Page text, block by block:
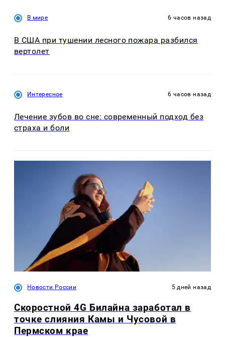
В мире 6 часов назад
В США при тушении лесного пожара разбился
вертолет
Интересное 6 часов назад
Лечение зубов во сне: современный подход без
страха и боли
Новости России 5 дней назад
Скоростной 4G Билайна заработал в
точке слияния Камы и Чусовой в
Пермском крае